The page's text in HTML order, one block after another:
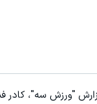
"ورزش سه"، کادر
جلبک توی حمومت